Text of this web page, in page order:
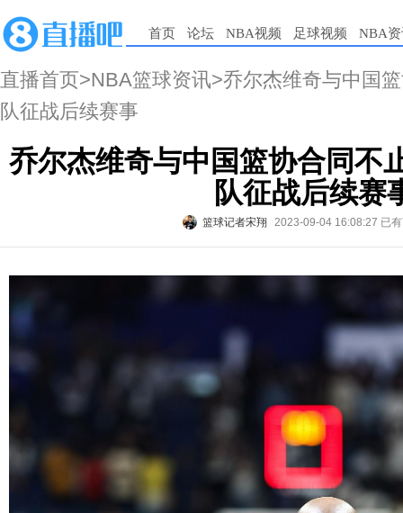
首页 论坛 NBA视频 足球视频 NBA
直播首页>NBA篮球资讯>乔尔杰维奇与中国
队征战后续赛事
乔尔杰维奇与中国篮协合同不
队征战后续赛
篮球记者宋翔 2023-09-04 16:08:27 已